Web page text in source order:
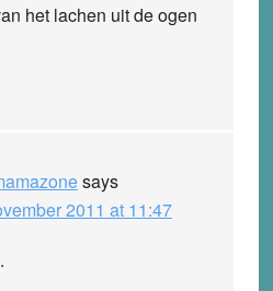
het lachen uit de ogen
says
2011 at 11:47